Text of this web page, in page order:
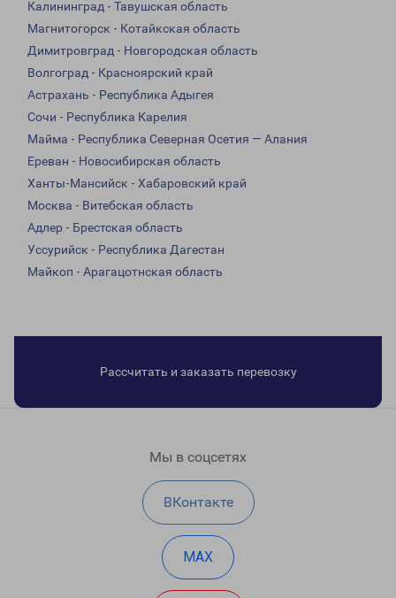
Калининград - Тавушская область
Магнитогорск - Котайкская область
Димитровград - Новгородская область
Волгоград - Красноярский край
Астрахань - Республика Адыгея
Сочи - Республика Карелия
Майма - Республика Северная Осетия — Алания
Ереван - Новосибирская область
Ханты-Мансийск - Хабаровский край
Москва - Витебская область
Адлер - Брестская область
Уссурийск - Республика Дагестан
Майкоп - Арагацотнская область
Рассчитать и заказать перевозку
Мы в соцсетях
ВКонтакте
MAX